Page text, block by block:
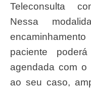
Teleconsulta
Nessa
paciente
agendada com o
ao seu caso,